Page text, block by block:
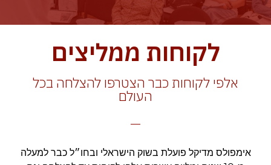
לקוחות ממליצים
אלפי לקוחות כבר הצטרפו להצלחה בכל
העולם
אימפולס מדיקל פועלת בשוק הישראלי ובחו״ל כבר למעלה